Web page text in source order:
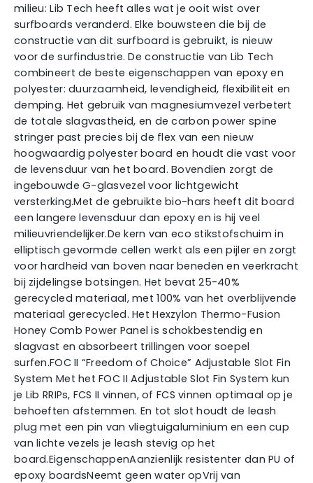
milieu: Lib Tech heeft alles wat je ooit wist over
surfboards veranderd. Elke bouwsteen die bij de
constructie van dit surfboard is gebruikt, is nieuw
voor de surfindustrie. De constructie van Lib Tech
combineert de beste eigenschappen van epoxy en
polyester: duurzaamheid, levendigheid, flexibiliteit en
demping. Het gebruik van magnesiumvezel verbetert
de totale slagvastheid, en de carbon power spine
stringer past precies bij de flex van een nieuw
hoogwaardig polyester board en houdt die vast voor
de levensduur van het board. Bovendien zorgt de
ingebouwde G-glasvezel voor lichtgewicht
versterking.Met de gebruikte bio-hars heeft dit board
een langere levensduur dan epoxy en is hij veel
milieuvriendelijker.De kern van eco stikstofschuim in
elliptisch gevormde cellen werkt als een pijler en zorgt
voor hardheid van boven naar beneden en veerkracht
bij zijdelingse botsingen. Het bevat 25-40%
gerecycled materiaal, met 100% van het overblijvende
materiaal gerecycled. Het Hexzylon Thermo-Fusion
Honey Comb Power Panel is schokbestendig en
slagvast en absorbeert trillingen voor soepel
surfen.FOC II “Freedom of Choice” Adjustable Slot Fin
System Met het FOC II Adjustable Slot Fin System kun
je Lib RRIPs, FCS II vinnen, of FCS vinnen optimaal op je
behoeften afstemmen. En tot slot houdt de leash
plug met een pin van vliegtuigaluminium en een cup
van lichte vezels je leash stevig op het
board.EigenschappenAanzienlijk resistenter dan PU of
epoxy boardsNeemt geen water opVrij van